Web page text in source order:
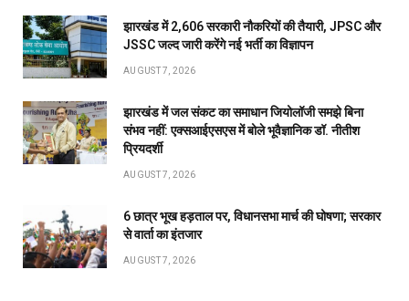
झारखंड में 2,606 सरकारी नौकरियों की तैयारी, JPSC और
JSSC जल्द जारी करेंगे नई भर्ती का विज्ञापन
AUGUST 7, 2026
झारखंड में जल संकट का समाधान जियोलॉजी समझे बिना
संभव नहीं: एक्सआईएसएस में बोले भूवैज्ञानिक डॉ. नीतीश
प्रियदर्शी
AUGUST 7, 2026
6 छात्र भूख हड़ताल पर, विधानसभा मार्च की घोषणा; सरकार
से वार्ता का इंतजार
AUGUST 7, 2026